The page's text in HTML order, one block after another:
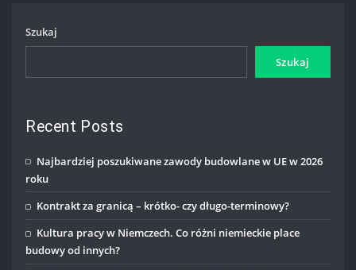
Szukaj
Szukaj
Recent Posts
Najbardziej poszukiwane zawody budowlane w UE w 2026
roku
Kontrakt za granicą – krótko- czy długo-terminowy?
Kultura pracy w Niemczech. Co różni niemieckie place
budowy od innych?